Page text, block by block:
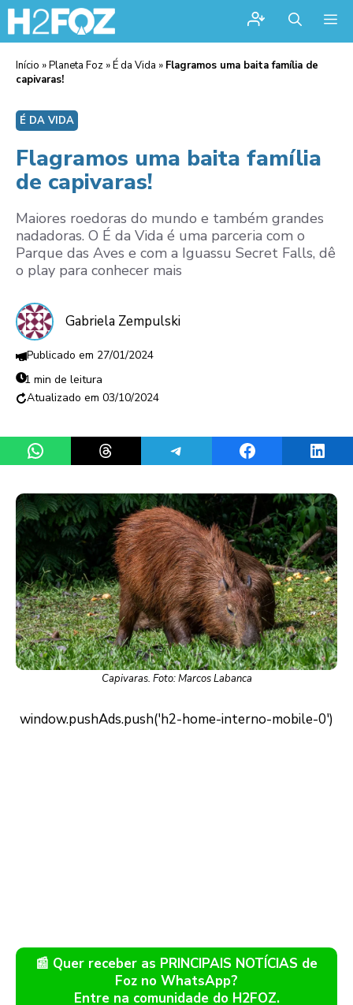
Início »Planeta Foz »É da Vida » Flagramos uma baita família de
capivaras!
É DA VIDA
Flagramos uma baita família
de capivaras!
Maiores roedoras do mundo e também grandes
nadadoras. O É da Vida é uma parceria com o
Parque das Aves e com a Iguassu Secret Falls, dê
o play para conhecer mais
Gabriela Zempulski
27/01/2024
1 min de leitura
03/10/2024
Share on WhatsAppShare on ThreadsShare on TelegramShare on Facebook
Capivaras. Foto: Marcos Labanca
📰 Quer receber as PRINCIPAIS NOTÍCIAS de
Foz no WhatsApp?
Entre na comunidade do H2FOZ.